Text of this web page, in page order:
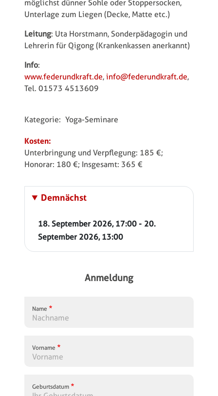
möglichst dünner Sohle oder Stoppersocken,
Unterlage zum Liegen (Decke, Matte etc.)
Leitung: Uta Horstmann, Sonderpädagogin und
Lehrerin für Qigong (Krankenkassen anerkannt)
Info:
www.federundkraft.de, info@federundkraft.de,
Tel. 01573 4513609
Kategorie: Yoga-Seminare
Kosten:
Unterbringung und Verpflegung: 185 €;
Honorar: 180 €; Insgesamt: 365 €
Demnächst
18. September 2026, 17:00 - 20.
September 2026, 13:00
Anmeldung
Name
Vorname
Geburtsdatum